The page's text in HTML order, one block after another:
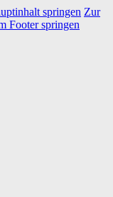
springen Zur
Footer springen